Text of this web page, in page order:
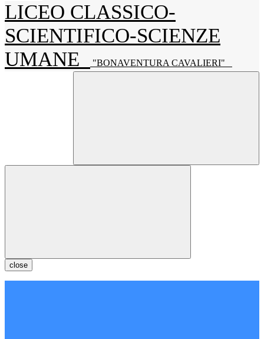
LICEO CLASSICO-
SCIENTIFICO-SCIENZE
UMANE
"BONAVENTURA CAVALIERI"
close